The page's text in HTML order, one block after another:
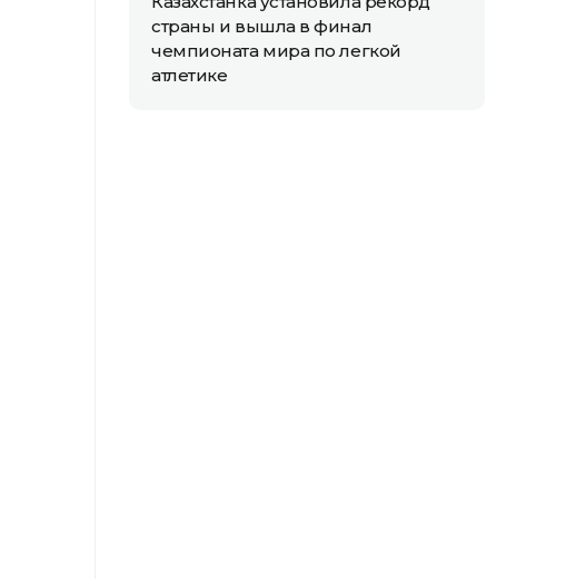
страны и вышла в финал
чемпионата мира по легкой
атлетике